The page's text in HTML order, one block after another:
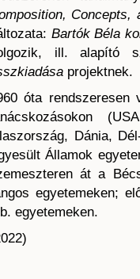
Concepts,
Bartók Béla
ill. alapító
projektnek.
óta rendszeresen
Dánia,
Államok
át a
egyetemeken;
egyetemeken.